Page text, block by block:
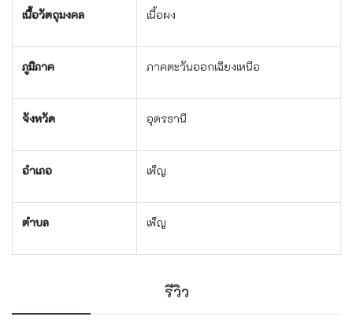
เนื้อวัตถุมงคล เนื้อผง
ภูมิภาค ภาคตะวันออกเฉียงเหนือ
จังหวัด อุดรธานี
อำเภอ เพ็ญ
ตำบล เพ็ญ
รีวิว